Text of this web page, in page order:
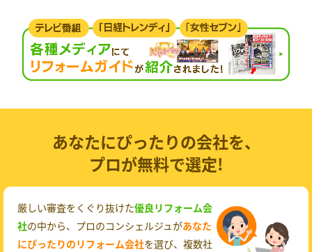
あなたにぴったりの会社を、
プロが無料で選定!
厳しい審査をくぐり抜けた優良リフォーム会
社の中から、プロのコンシェルジュがあなた
にぴったりのリフォーム会社を選び、複数社